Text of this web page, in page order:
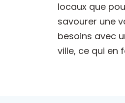
locaux que
savourer une
besoins avec
ville, ce qui en